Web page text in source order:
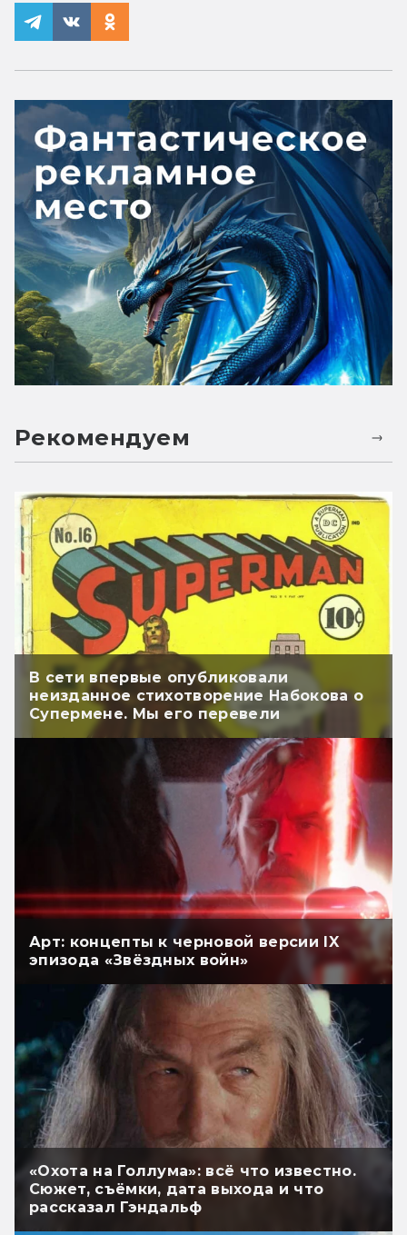
Рекомендуем
В сети впервые опубликовали
неизданное стихотворение Набокова о
Супермене. Мы его перевели
Арт: концепты к черновой версии IX
эпизода «Звёздных войн»
«Охота на Голлума»: всё что известно.
Сюжет, съёмки, дата выхода и что
рассказал Гэндальф